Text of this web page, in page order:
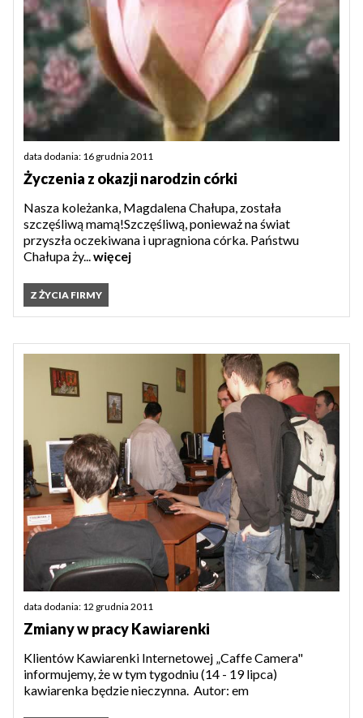
data dodania: 16 grudnia 2011
Życzenia z okazji narodzin córki
Nasza koleżanka, Magdalena Chałupa, została
szczęśliwą mamą!Szczęśliwą, ponieważ na świat
przyszła oczekiwana i upragniona córka. Państwu
Chałupa ży...więcej
Z ŻYCIA FIRMY
data dodania: 12 grudnia 2011
Zmiany w pracy Kawiarenki
Klientów Kawiarenki Internetowej „Caffe Camera"
informujemy, że w tym tygodniu (14 - 19 lipca)
kawiarenka będzie nieczynna. Autor: em